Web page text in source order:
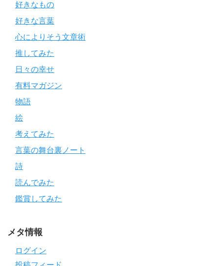
好きなもの
好きな言葉
心によりそう文章術
推してみた
日々の幸せ
有料マガジン
物語
絵
考えてみた
言葉の舞台裏ノート
詩
読んでみた
鑑賞してみた
メタ情報
ログイン